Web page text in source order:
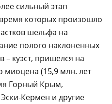
сильный этап
которых произошло
шельфа на
полого наклоненных
– куэст, пришелся на
миоцена (15,9 млн. лет
Горный Крым,
Кермен и другие